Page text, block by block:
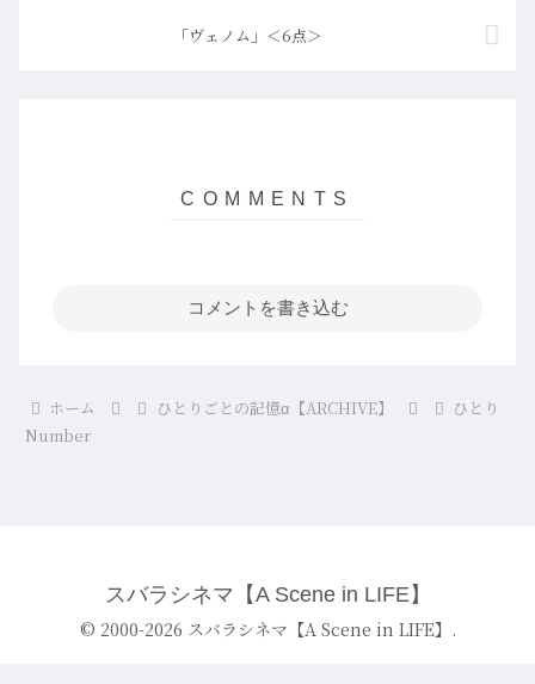
「ヴェノム」＜6点＞
コメントを書き込む
ホーム ひとりごとの記憶α【ARCHIVE】
ひとり
Number
スバラシネマ【A Scene in LIFE】
© 2000-2026 スバラシネマ【A Scene in LIFE】.